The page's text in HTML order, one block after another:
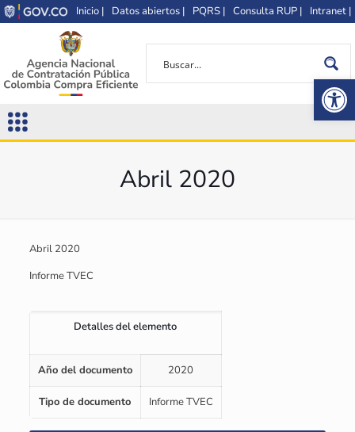
Inicio | Datos abiertos | PQRS | Consulta RUP | Intranet |
Abril 2020
Abril 2020
Informe TVEC
Detalles del elemento
Año del documento 2020
Tipo de documento Informe TVEC